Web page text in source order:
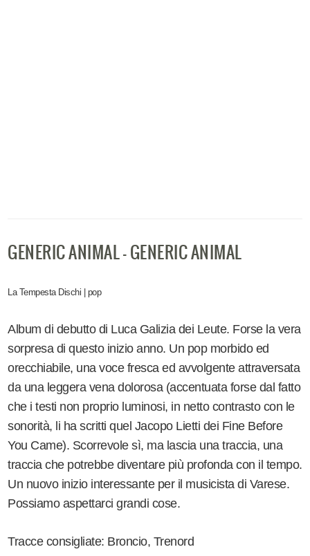
GENERIC ANIMAL - GENERIC ANIMAL
La Tempesta Dischi | pop
Album di debutto di Luca Galizia dei Leute. Forse la vera
sorpresa di questo inizio anno. Un pop morbido ed
orecchiabile, una voce fresca ed avvolgente attraversata
da una leggera vena dolorosa (accentuata forse dal fatto
che i testi non proprio luminosi, in netto contrasto con le
sonorità, li ha scritti quel Jacopo Lietti dei Fine Before
You Came). Scorrevole sì, ma lascia una traccia, una
traccia che potrebbe diventare più profonda con il tempo.
Un nuovo inizio interessante per il musicista di Varese.
Possiamo aspettarci grandi cose.
Tracce consigliate: Broncio, Trenord